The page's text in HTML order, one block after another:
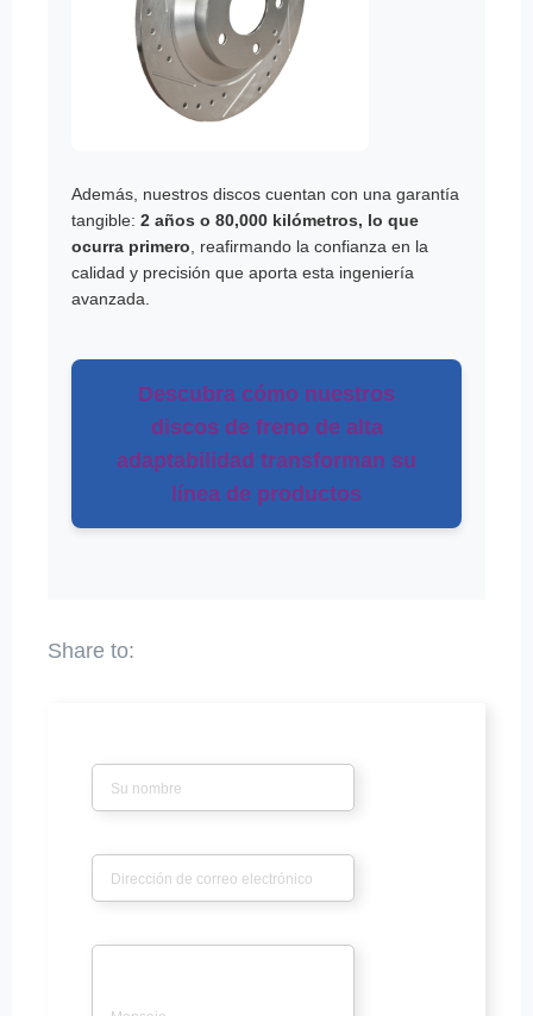
Además, nuestros discos cuentan con una garantía
tangible: 2 años o 80,000 kilómetros, lo que
ocurra primero , reafirmando la confianza en la
calidad y precisión que aporta esta ingeniería
avanzada.
Descubra cómo nuestros
discos de freno de alta
adaptabilidad transforman su
línea de productos